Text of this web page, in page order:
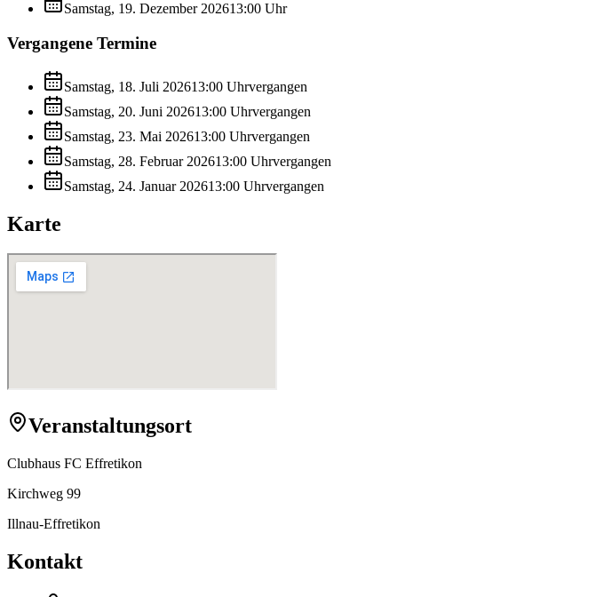
Samstag, 19. Dezember 202613:00 Uhr
Vergangene Termine
Samstag, 18. Juli 202613:00 Uhrvergangen
Samstag, 20. Juni 202613:00 Uhrvergangen
Samstag, 23. Mai 202613:00 Uhrvergangen
Samstag, 28. Februar 202613:00 Uhrvergangen
Samstag, 24. Januar 202613:00 Uhrvergangen
Karte
Veranstaltungsort
Clubhaus FC Effretikon
Kirchweg 99
Illnau-Effretikon
Kontakt